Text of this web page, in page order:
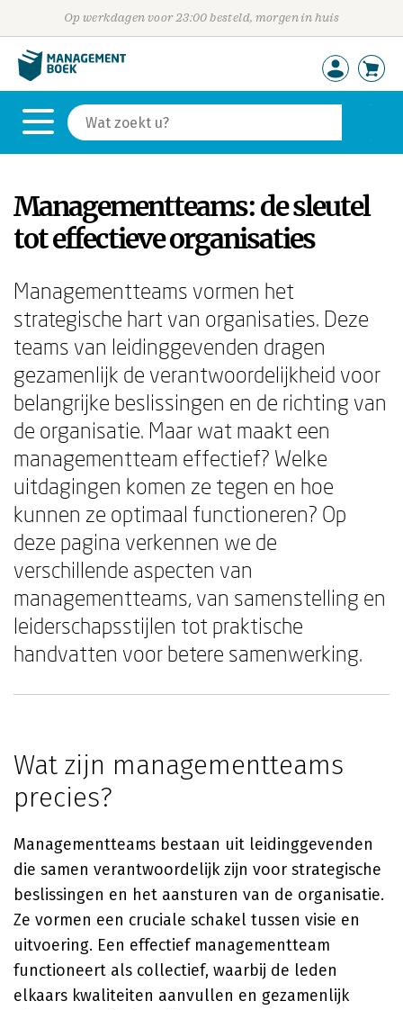
Op werkdagen voor 23:00 besteld, morgen in huis
Managementteams: de sleutel
tot effectieve organisaties
Managementteams vormen het
strategische hart van organisaties. Deze
teams van leidinggevenden dragen
gezamenlijk de verantwoordelijkheid voor
belangrijke beslissingen en de richting van
de organisatie. Maar wat maakt een
managementteam effectief? Welke
uitdagingen komen ze tegen en hoe
kunnen ze optimaal functioneren? Op
deze pagina verkennen we de
verschillende aspecten van
managementteams, van samenstelling en
leiderschapsstijlen tot praktische
handvatten voor betere samenwerking.
Wat zijn managementteams
precies?
Managementteams bestaan uit leidinggevenden
die samen verantwoordelijk zijn voor strategische
beslissingen en het aansturen van de organisatie.
Ze vormen een cruciale schakel tussen visie en
uitvoering. Een effectief managementteam
functioneert als collectief, waarbij de leden
elkaars kwaliteiten aanvullen en gezamenlijk